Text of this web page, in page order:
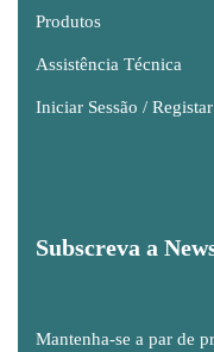
Produtos
Assistência Técnica
Iniciar Sessão / Registar
Subscreva a
Mantenha-se a par de